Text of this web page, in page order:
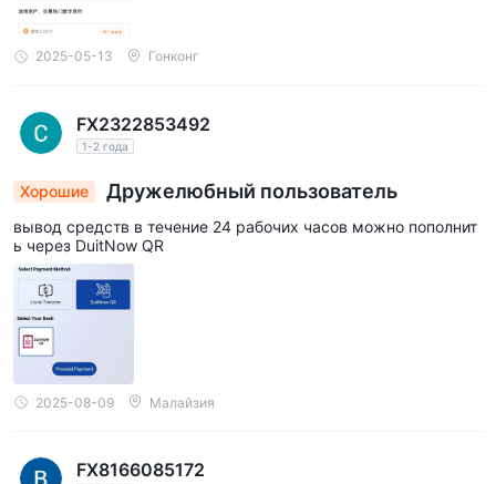
2025-05-13 Гонконг
FX2322853492
1-2 года
Хорошие Дружелюбный пользователь
вывод средств в течение 24 рабочих часов можно пополнит
ь через DuitNow QR
2025-08-09 Малайзия
FX8166085172